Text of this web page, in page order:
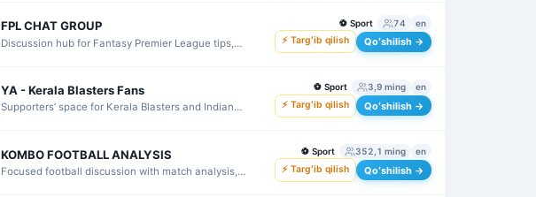
FPL CHAT GROUP
Discussion hub for Fantasy Premier League tips,
⚽ Sport 74 en
⚡ Targʻib qilish Qoʻshilish →
YA - Kerala Blasters Fans
Supporters’ space for Kerala Blasters and Indian
⚽ Sport 3,9 ming en
⚡ Targʻib qilish Qoʻshilish →
KOMBO FOOTBALL ANALYSIS
Focused football discussion with match analysis,
⚽ Sport 352,1 ming en
⚡ Targʻib qilish Qoʻshilish →